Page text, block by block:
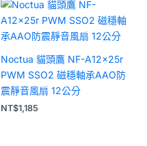
Noctua 貓頭鷹 NF-A12x25r
PWM SSO2 磁穩軸承AAO防
震靜音風扇 12公分
NT$1,185